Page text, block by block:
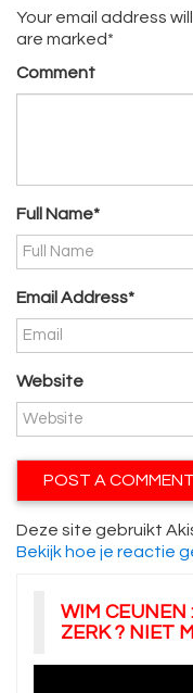
Your email address
are marked*
Comment
Full Name*
Email Address*
Website
Deze site gebruikt
Bekijk hoe je reactie
WIM CEUNEN
ZERK ? NIET